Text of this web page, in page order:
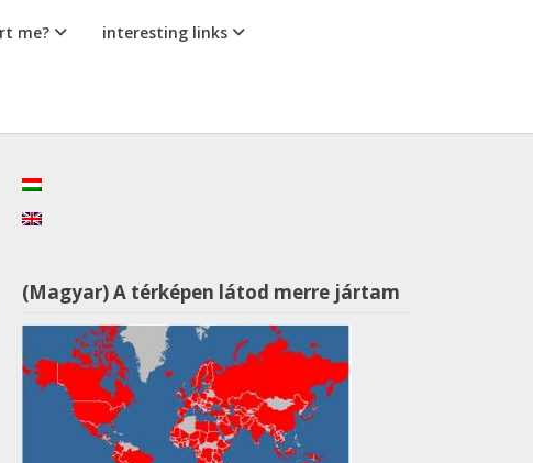
me? interesting links
(Magyar) A térképen látod merre jártam